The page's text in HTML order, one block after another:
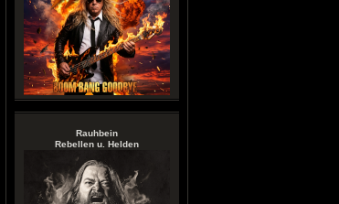
Rauhbein
Rebellen u. Helden